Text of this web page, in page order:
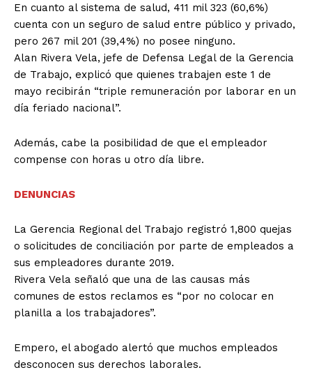
En cuanto al sistema de salud, 411 mil 323 (60,6%)
cuenta con un seguro de salud entre público y privado,
pero 267 mil 201 (39,4%) no posee ninguno.
Alan Rivera Vela, jefe de Defensa Legal de la Gerencia
de Trabajo, explicó que quienes trabajen este 1 de
mayo recibirán “triple remuneración por laborar en un
día feriado nacional”.
Además, cabe la posibilidad de que el empleador
compense con horas u otro día libre.
DENUNCIAS
La Gerencia Regional del Trabajo registró 1,800 quejas
o solicitudes de conciliación por parte de empleados a
sus empleadores durante 2019.
Rivera Vela señaló que una de las causas más
comunes de estos reclamos es “por no colocar en
planilla a los trabajadores”.
Empero, el abogado alertó que muchos empleados
desconocen sus derechos laborales.